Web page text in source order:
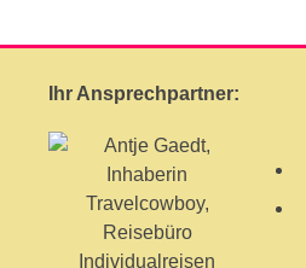
Ihr Ansprechpartner: